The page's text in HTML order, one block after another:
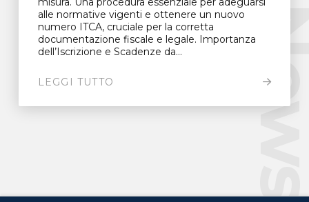
alle normative vigenti e ottenere un nuovo
numero ITCA, cruciale per la corretta
documentazione fiscale e legale. Importanza
dell’Iscrizione e Scadenze da...
LEGGI TUTTO